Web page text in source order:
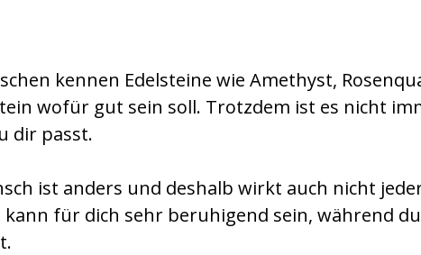
kennen Edelsteine wie Amethyst,
wofür gut sein soll. Trotzdem ist es nicht
dir passt.
ist anders und deshalb wirkt auch nicht
für dich sehr beruhigend sein, während